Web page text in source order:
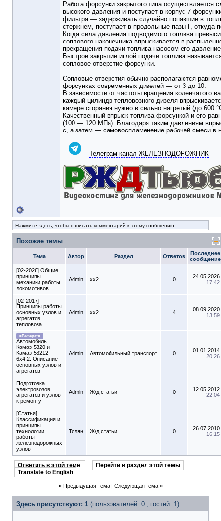
Работа форсунки закрытого типа осуществляется
высокого давления и поступает в корпус 7
фильтра — задерживать случайно попавшие в
стержнем, поступает в продольные пазы Г,
Когда сила давления подводимого топлива
соплового наконечника впрыскивается в
прекращения подачи топлива насосом его
Быстрое закрытие иглой подачи топлива
сопловое отверстие форсунки.
Сопловые отверстия обычно располагаются
форсунках современных дизелей — от 3 до 10.
В зависимости от частоты вращения коленчатого
каждый цилиндр тепловозного дизеля
камере сгорания нужно в сильно нагретый (до
Качественный впрыск топлива форсункой и его
(100 — 120 МПа). Благодаря таким давлениям
с, а затем — самовоспламенение рабочей смеси в
Телеграм-канал ЖЕЛЕЗНОДОРОЖНИК
Нажмите здесь, чтобы написать комментарий к этому сообщению
Похожие темы
Тема Автор Раздел Ответов
Последнее
сообщение
[02-2026] Общие
принципы
механики работы
локомотивов
Admin xx2 0
24.05.2026
17:42
[02-2017]
Принципы работы
основных узлов и
агрегатов
тепловоза
Admin xx2 4
08.09.2020
13:59
=Реферат=
Автомобиль
Камаз-5320 и
Камаз-53212
6x4.2. Описание
основных узлов и
агрегатов
Admin Автомобильный транспорт 0
01.01.2014
20:26
Подготовка
электровозов,
агрегатов и узлов
к ремонту
Admin Ж/д статьи 0
12.05.2012
22:04
[Статья]
Классификация и
принципы
технологии
работы
железнодорожных
узлов
Толян Ж/д статьи 0
26.07.2010
16:15
Ответить в этой теме
Перейти в раздел этой темы
Translate to English
« Предыдущая тема| Следующая тема »
Здесь присутствуют: 1 (пользователей: 0 , гостей: 1)